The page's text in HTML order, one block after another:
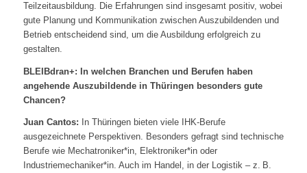
Teilzeitausbildung. Die Erfahrungen sind insgesamt positiv, wobei
gute Planung und Kommunikation zwischen Auszubildenden und
Betrieb entscheidend sind, um die Ausbildung erfolgreich zu
gestalten.
BLEIBdran+: In welchen Branchen und Berufen haben
angehende Auszubildende in Thüringen besonders gute
Chancen?
Juan Cantos: In Thüringen bieten viele IHK-Berufe
ausgezeichnete Perspektiven. Besonders gefragt sind technische
Berufe wie Mechatroniker*in, Elektroniker*in oder
Industriemechaniker*in. Auch im Handel, in der Logistik – z. B.